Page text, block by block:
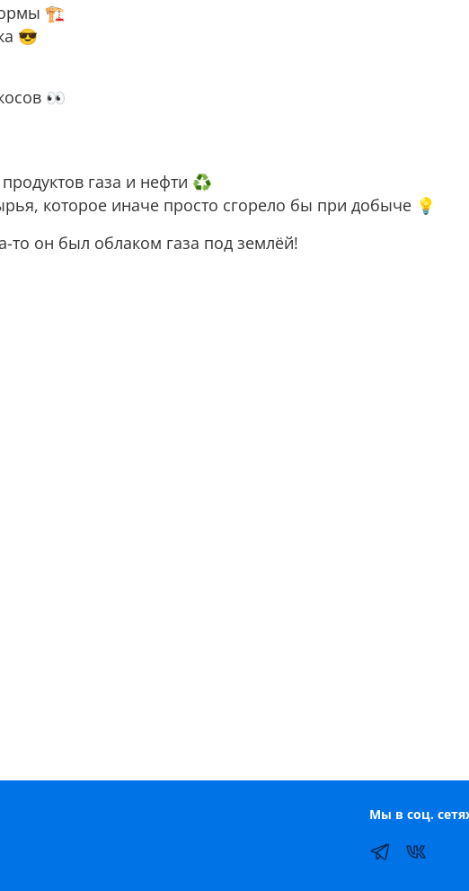
🏗️
😎
👀
газа и нефти ♻️
которое иначе просто сгорело бы при добыче 💡
то он был облаком газа под землёй!
Мы в соц.